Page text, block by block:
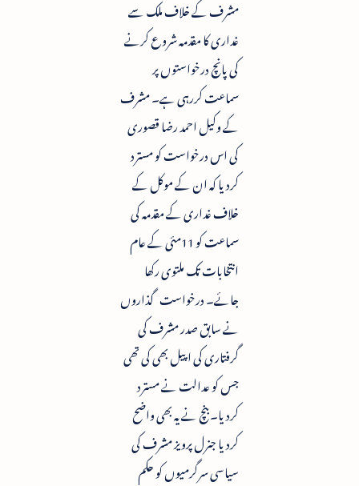
مشرف کے خلاف ملک سے
غداری کا مقدمہ شروع کرنے
کی پانچ درخواستوں پر
سماعت کررہی ہے۔ مشرف
کے وکیل احمد رضا قصوری
کی اس درخواست کو مسترد
کردیا کہ ان کے موکل کے
خلاف غداری کے مقدمہ کی
سماعت کو 11مئی کے عام
انتخابات تک ملتوی رکھا
جائے۔ درخواست گذاروں
نے سابق صدر مشرف کی
گرفتاری کی اپیل بھی کی تھی
جس کو عدالت نے مسترد
کردیا۔ بنچ نے یہ بھی واضح
کردیا جنرل پرویز مشرف کی
سیاسی سرگرمیوں کو حکم